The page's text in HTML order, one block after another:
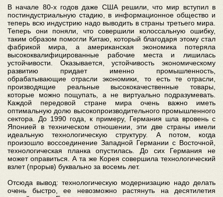
В начале 80-х годов даже США решили, что мир вступил в
постиндустриальную стадию, в информационное общество и
теперь всю индустрию надо выводить в страны третьего мира.
Теперь они поняли, что совершили колоссальную ошибку,
таким образом помогли Китаю, который благодаря этому стал
фабрикой мира, а американская экономика потеряла
высококвалифицированные рабочие места и лишилась
устойчивости. Оказывается, устойчивость экономическому
развитию придает именно промышленность,
обрабатывающие отрасли экономики, то есть те отрасли,
производящие реальные высококачественные товары,
которые можно пощупать, а не виртуально подразумевать.
Каждой передовой стране мира очень важно иметь
оптимальную долю высокопроизводительного промышленного
сектора. До 1990 года, к примеру, Германия шла вровень с
Японией в техническом отношении, эти две страны имели
идеальную технологическую структуру. А потом, когда
произошло воссоединение Западной Германии с Восточной,
технологическая планка опустилась. До сих Германия не
может оправиться. А та же Корея совершила технологический
взлет (прорыв) буквально за восемь лет.
Отсюда вывод: технологическую модернизацию надо делать
очень быстро, ее невозможно растянуть на десятилетия